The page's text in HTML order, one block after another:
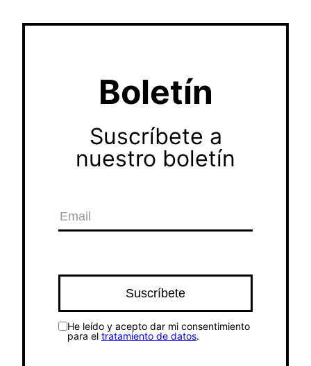
Boletín
Suscríbete a
nuestro boletín
He leído y acepto dar mi consentimiento
para el tratamiento de datos.